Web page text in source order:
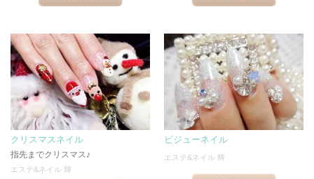
クリスマスネイル
指先までクリスマス♪
エステ&ネイル 輝
ビジューネイル
エステ&ネイル 輝